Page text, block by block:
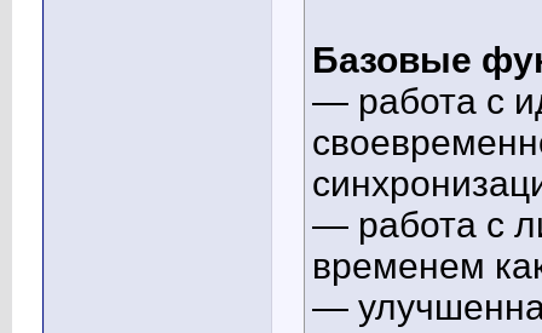
Базовые
— работа с
— работа с
временем
—